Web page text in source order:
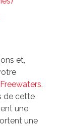
et,
Freewaters.
de cette
une
une